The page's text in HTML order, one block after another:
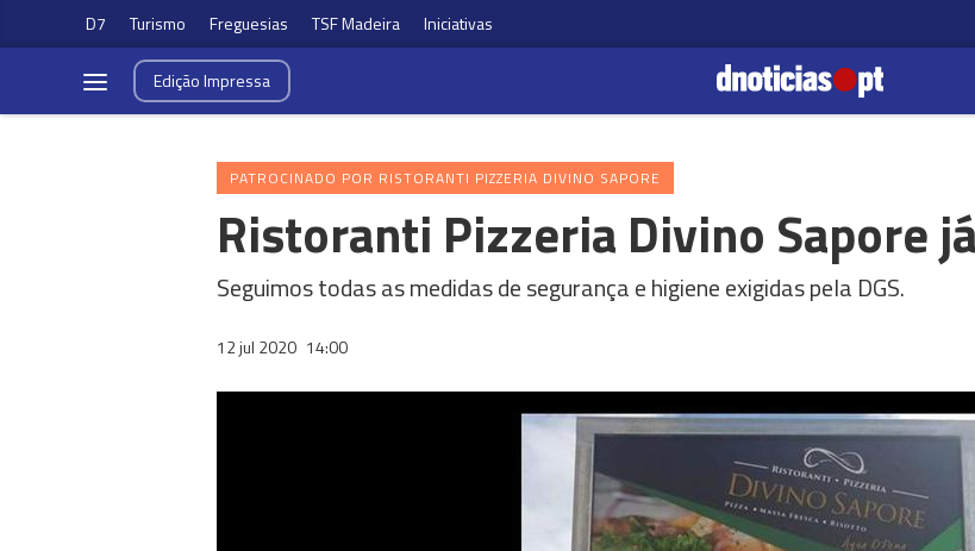
D7 Turismo Freguesias TSF Madeira Iniciativas
EdiçãoImpressa
PATROCINADO POR RISTORANTI PIZZERIA DIVINO SAPORE
Ristoranti Pizzeria Divino Sapore
Seguimos todas as medidas de segurança e higiene exigidas pela DGS.
12 jul 2020 14:00